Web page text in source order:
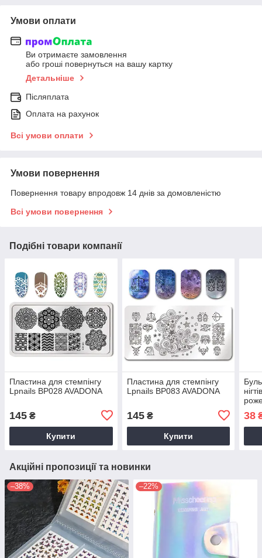
Умови оплати
Ви отримаєте замовлення
або гроші повернуться на вашу картку
Детальніше
Післяплата
Оплата на рахунок
Всі умови оплати
Умови повернення
Повернення товару впродовж 14 днів за домовленістю
Всі умови повернення
Подібні товари компанії
Пластина для стемпінгу
Lpnails BP028 AVADONA
145 ₴
Купити
Пластина для стемпінгу
Lpnails BP083 AVADONA
145₴
Купити
38
Акційні пропозиції та новинки
–38% –22%